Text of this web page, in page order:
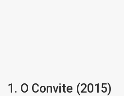
1. O Convite (2015)